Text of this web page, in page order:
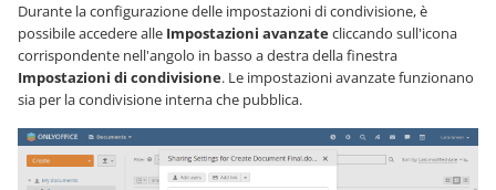
Durante la configurazione delle impostazioni di condivisione, è
possibile accedere alle Impostazioni avanzatecliccando sull'icona
corrispondente nell'angolo in basso a destra della finestra
Impostazioni di condivisione. Le impostazioni avanzate funzionano
sia per la condivisione interna che pubblica.